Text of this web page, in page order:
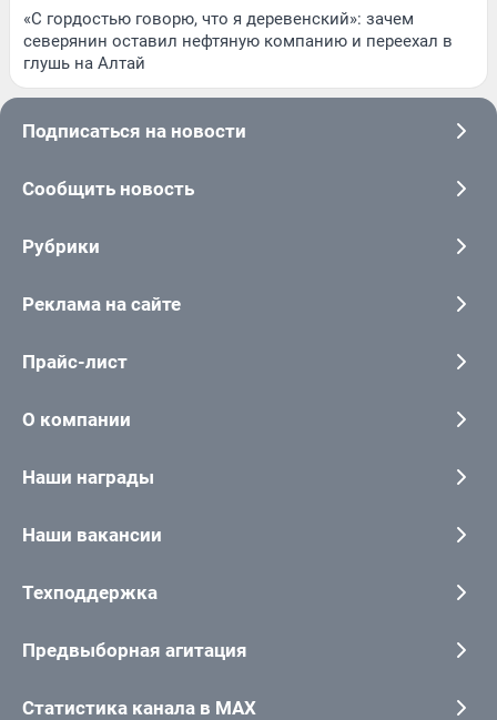
«С гордостью говорю, что я деревенский»: зачем
северянин оставил нефтяную компанию и переехал в
глушь на Алтай
Подписаться на новости
Сообщить новость
Рубрики
Реклама на сайте
Прайс-лист
О компании
Наши награды
Наши вакансии
Техподдержка
Предвыборная агитация
Статистика канала в MAX